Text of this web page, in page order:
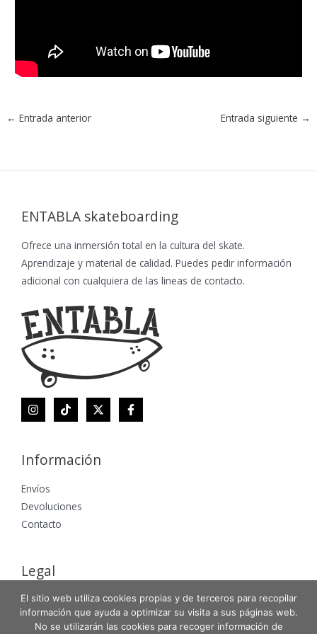
← Entrada anterior Entrada siguiente →
ENTABLA skateboarding
Ofrece una inmersión total en la cultura del skate.
Aprendizaje y material de calidad. Puedes pedir información
adicional con cualquiera de las lineas de contacto.
Información
Envíos
Devoluciones
Contacto
Legal
Aviso Legal
Política de Privacidad
El sitio web utiliza cookies propias y de terceros para recopilar
información que ayuda a optimizar su visita a sus páginas web.
No se utilizarán las cookies para recoger información de